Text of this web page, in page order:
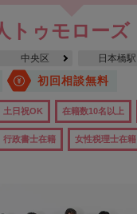
トゥモローズ
中央区 日本橋駅
初回相談無料
土日祝OK 在籍数10名以上
行政書士在籍 女性税理士在籍